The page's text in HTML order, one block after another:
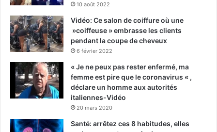
10 août 2022
Vidéo: Ce salon de coiffure où une
»coiffeuse » embrasse les clients
pendant la coupe de cheveux
6 février 2022
« Je ne peux pas rester enfermé, ma
femme est pire que le coronavirus « ,
déclare un homme aux autorités
italiennes-Vidéo
20 mars 2020
Santé: arrêtez ces 8 habitudes, elles